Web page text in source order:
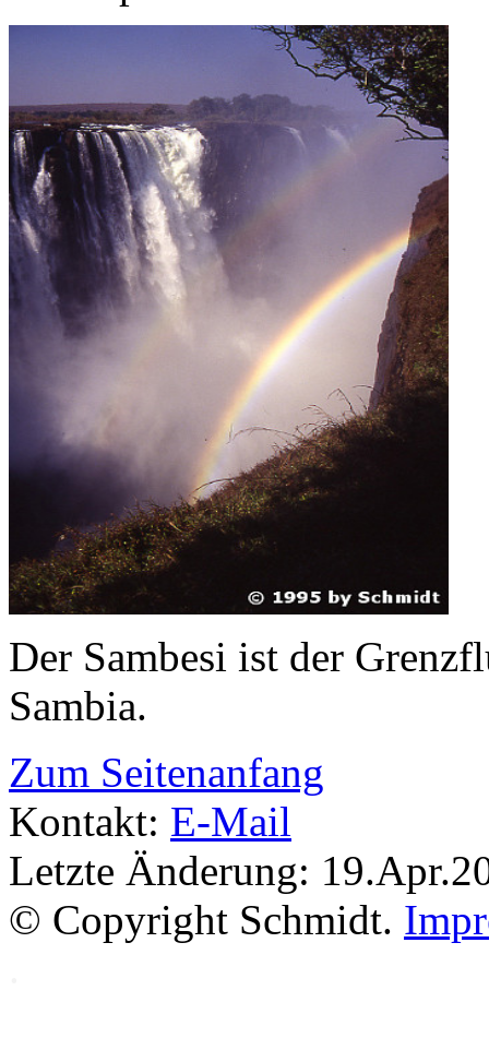
Der Sambesi ist der
Sambia.
Zum Seitenanfang
Kontakt: E-Mail
Letzte Änderung:
© Copyright Schmidt.